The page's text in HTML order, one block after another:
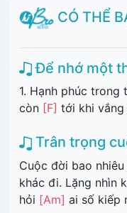
CÓ THỂ
Để nhớ một
1. Hạnh phúc trong
còn [F] tới khi
Trân trọng
Cuộc đời bao nhiêu
khác đi. Lặng nhìn
hỏi [Am] ai số kiếp